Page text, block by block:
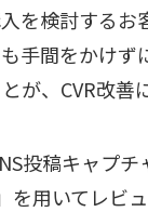
を検討する
手間をかけ
が、CVR改善
投稿キャプ
用いてレビ